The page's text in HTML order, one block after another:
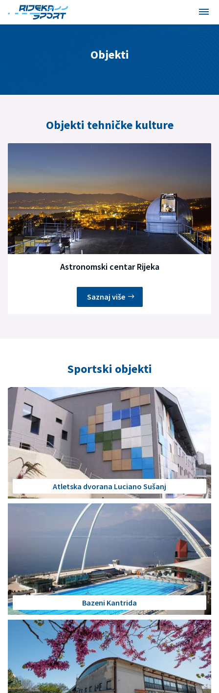
Objekti
Objekti tehničke kulture
Astronomski centar Rijeka
Saznaj više
Sportski objekti
Atletska dvorana Luciano Sušanj
Bazeni Kantrida